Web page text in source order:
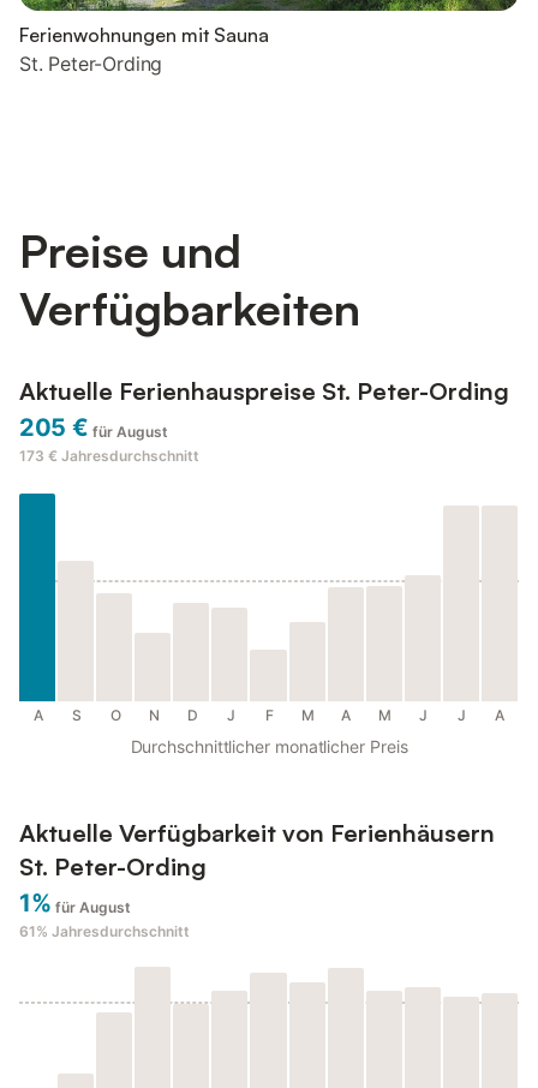
Ferienwohnungen mit Sauna
St. Peter-Ording
Preise und
Verfügbarkeiten
Aktuelle Ferienhauspreise St. Peter-Ording
205 € für August
173 € Jahresdurchschnitt
A S O N D J F M A M J J A
Durchschnittlicher monatlicher Preis
Aktuelle Verfügbarkeit von Ferienhäusern
St. Peter-Ording
1% für August
61% Jahresdurchschnitt